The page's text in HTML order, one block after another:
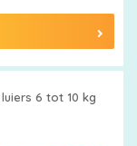
luiers 6 tot 10 kg